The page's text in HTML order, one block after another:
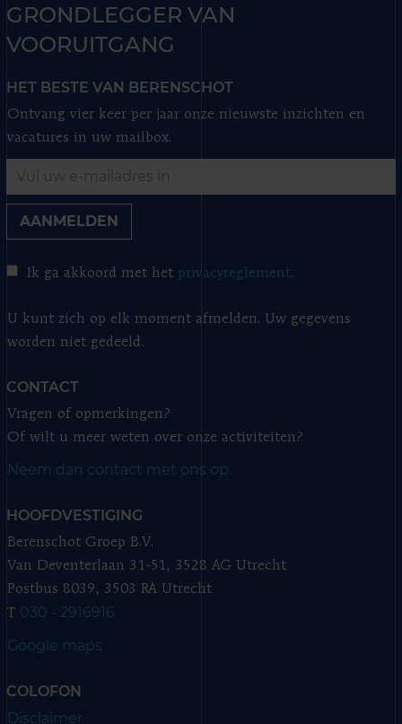
GRONDLEGGER VAN
VOORUITGANG
HET BESTE VAN BERENSCHOT
Ontvang vier keer per jaar onze nieuwste inzichten en
vacatures in uw mailbox.
AANMELDEN
Ik ga akkoord met het privacyreglement.
U kunt zich op elk moment afmelden. Uw gegevens
worden niet gedeeld.
CONTACT
Vragen of opmerkingen?
Of wilt u meer weten over onze activiteiten?
Neem dan contact met ons op.
HOOFDVESTIGING
Berenschot Groep B.V.
Van Deventerlaan 31-51, 3528 AG Utrecht
Postbus 8039, 3503 RA Utrecht
T 030 - 2916916
Google maps
COLOFON
Disclaimer